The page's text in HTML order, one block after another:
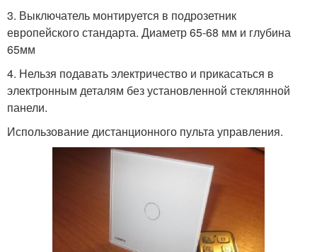
3. Выключатель монтируется в подрозетник
европейского стандарта. Диаметр 65-68 мм и глубина
65мм
4. Нельзя подавать электричество и прикасаться в
электронным деталям без установленной стеклянной
панели.
Использование дистанционного пульта управления.